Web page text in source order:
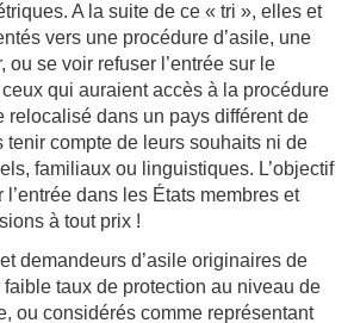
A la suite de ce « tri », elles et
vers une procédure d’asile, une
ou se voir refuser l’entrée sur le
qui auraient accès à la procédure
relocalisé dans un pays différent de
tenir compte de leurs souhaits ni de
familiaux ou linguistiques. L’objectif
dans les États membres et
à tout prix !
demandeurs d’asile originaires de
taux de protection au niveau de
ou considérés comme représentant